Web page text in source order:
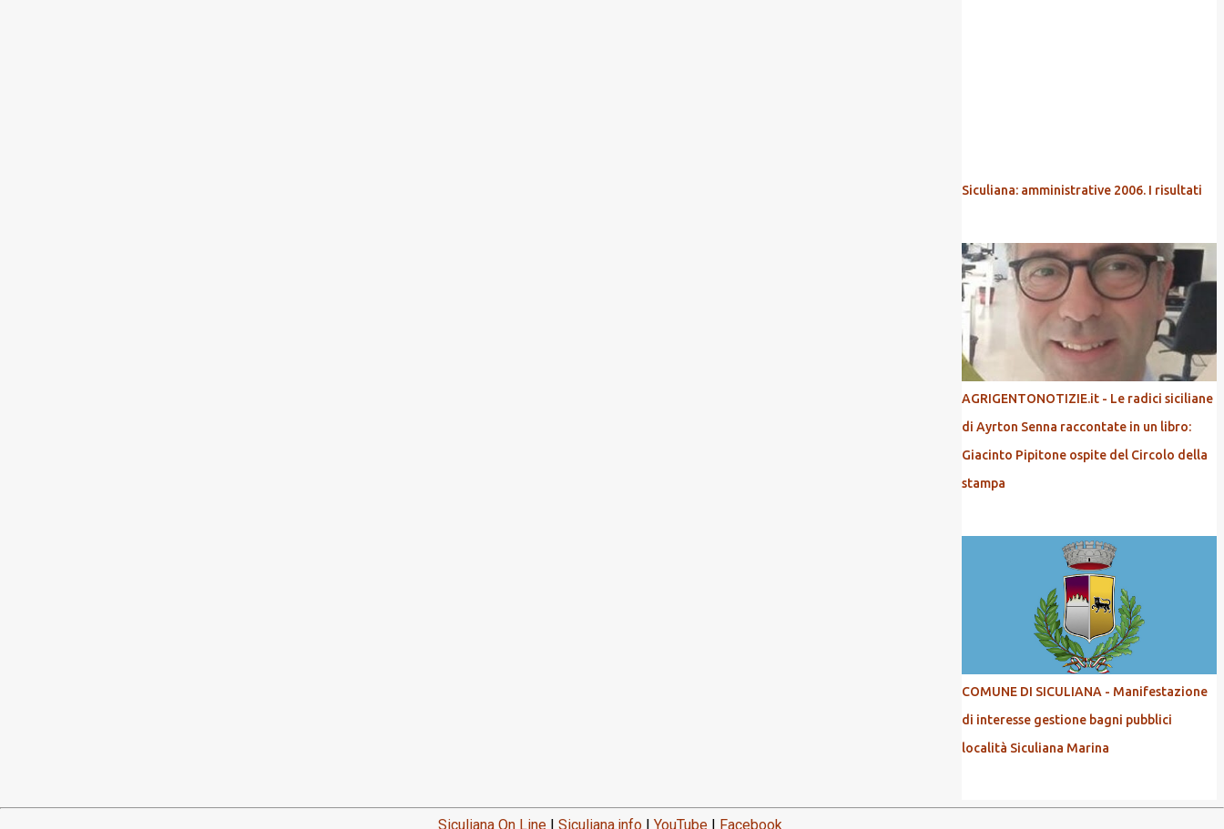
Siculiana: amministrative 2006. I risultati
AGRIGENTONOTIZIE.it - Le radici siciliane
di Ayrton Senna raccontate in un libro:
Giacinto Pipitone ospite del Circolo della
stampa
COMUNE DI SICULIANA - Manifestazione
di interesse gestione bagni pubblici
località Siculiana Marina
Siculiana On Line | Siculiana.info | YouTube | Facebook